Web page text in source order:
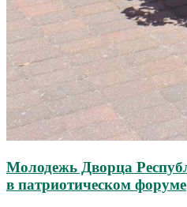
Молодежь Дворца
в патриотическом форуме